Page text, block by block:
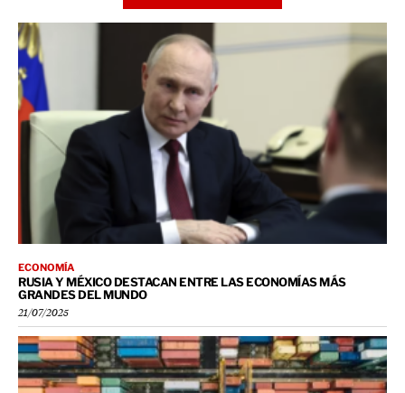
ECONOMÍA
RUSIA Y MÉXICO DESTACAN ENTRE LAS ECONOMÍAS MÁS
GRANDES DEL MUNDO
21/07/2025